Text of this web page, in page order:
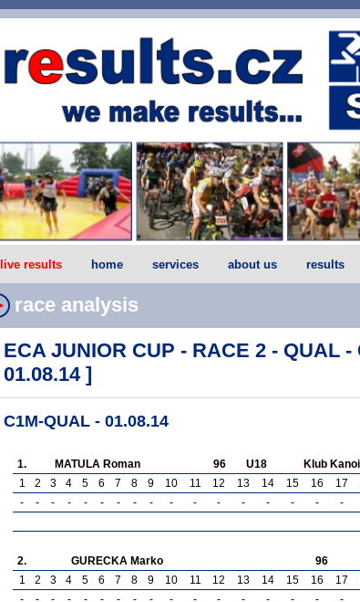
live results home services about us results
race analysis
ECA JUNIOR CUP - RACE 2 - QUAL
01.08.14 ]
C1M-QUAL - 01.08.14
1. MATULA Roman 96 U18
Klub
1
2 3 4 5 6 7 8 9 10 11 12 13 14 15 16 17
-
- - - - - - - - - - - - - - - -
2. GURECKA Marko 96
1
2 3 4 5 6 7 8 9 10 11 12 13 14 15 16 17
-
- - - - - - - - - - - - - - - -